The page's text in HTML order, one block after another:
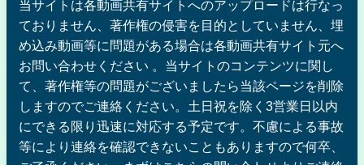
当サイトは各動画共有サイトへのアップロードは行なっ
ておりません、著作権の侵害を目的としていません、埋
め込み動画等に問題がある場合は各動画共有サイト元へ
お問い合わせください 。当サイトのコンテンツに関し
て、著作権等の問題がございましたら当該ページを削除
しますのでご連絡ください。土日祝を除く3営業日以内
にできる限り迅速に対応する予定です。不慮による事故
等により連絡を確認できないこともありますので何卒、